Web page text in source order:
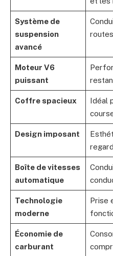
Système de
suspension
avancé
Moteur V6
puissant
Coffre spacieux
Idéal
Design imposant
Boîte de vitesses
automatique
Technologie
moderne
Prise
Économie de
carburant